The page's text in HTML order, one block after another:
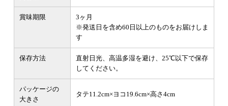
賞味期限
3ヶ月
※発送日を含め60日以上のものをお届けしま
す
保存方法
直射日光、高温多湿を避け、25℃以下で保存
してください。
パッケージの
大きさ
タテ11.2cm×ヨコ19.6cm×高さ4cm